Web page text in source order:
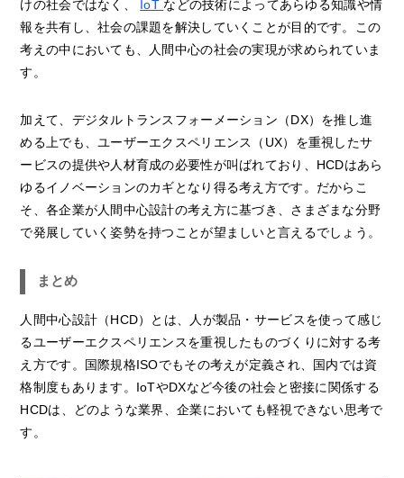
けの社会ではなく、 IoT などの技術によってあらゆる知識や情
報を共有し、社会の課題を解決していくことが目的です。この
考えの中においても、人間中心の社会の実現が求められていま
す。
加えて、デジタルトランスフォーメーション（DX）を推し進
める上でも、ユーザーエクスペリエンス（UX）を重視したサ
ービスの提供や人材育成の必要性が叫ばれており、HCDはあら
ゆるイノベーションのカギとなり得る考え方です。だからこ
そ、各企業が人間中心設計の考え方に基づき、さまざまな分野
で発展していく姿勢を持つことが望ましいと言えるでしょう。
まとめ
人間中心設計（HCD）とは、人が製品・サービスを使って感じ
るユーザーエクスペリエンスを重視したものづくりに対する考
え方です。国際規格ISOでもその考えが定義され、国内では資
格制度もあります。IoTやDXなど今後の社会と密接に関係する
HCDは、どのような業界、企業においても軽視できない思考で
す。